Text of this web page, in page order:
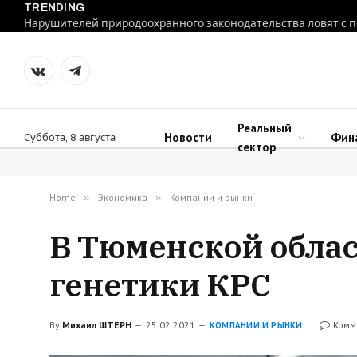
TRENDING
VKontakteTelegram
Суббота, 8 августа Новости
Реальный
сектор
Home » Экономика » Компании и рынки
В Тюменской
генетики КРС
By Михаил ШТЕРН 25.02.2021 КОМПАНИИ И РЫНКИ